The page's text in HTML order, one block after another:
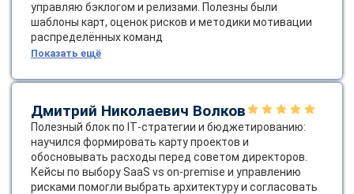
управляю бэклогом и релизами. Полезны были
шаблоны карт, оценок рисков и методики мотивации
распределённых команд
Показать ещё
Дмитрий Николаевич Волков
Полезный блок по IT‑стратегии и бюджетированию:
научился формировать карту проектов и
обосновывать расходы перед советом директоров.
Кейсы по выбору SaaS vs on‑premise и управлению
рисками помогли выбрать архитектуру и согласовать